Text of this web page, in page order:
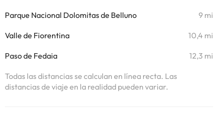
Parque Nacional Dolomitas de Belluno 9 mi
Valle de Fiorentina 10,4 mi
Paso de Fedaia 12,3 mi
Todas las distancias se calculan en línea recta. Las
distancias de viaje en la realidad pueden variar.